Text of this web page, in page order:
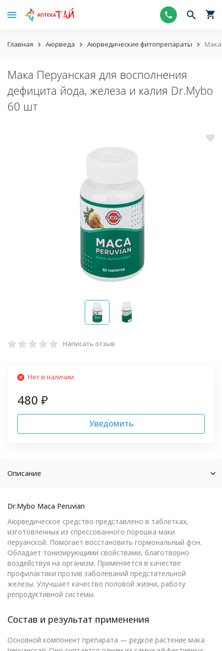
Главная Аюрведа Аюрведические фитопрепараты Мака
Мака Перуанская для восполнения
дефицита йода, железа и калия Dr.Mybo
60 шт
Написать отзыв
Нет в наличии
480 ₽
Уведомить
Описание
Dr.Mybo Maca Peruvian
Аюрведическое средство представлено в таблетках,
изготовленных из спрессованного порошка маки
перуанской. Помогает восстановить гормональный фон.
Обладает тонизирующими свойствами, благотворно
воздействуя на организм. Применяется в качестве
профилактики против заболеваний предстательной
железы. Улучшает качество половой жизни, работу
репродуктивной системы.
Состав и результат применения
Основной компонент препарата — редкое растение мака